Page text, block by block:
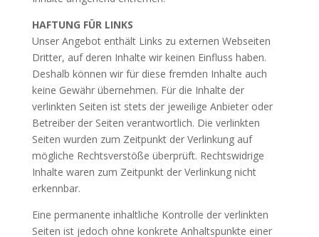
HAFTUNG FÜR LINKS
Unser Angebot enthält Links zu externen Webseiten
Dritter, auf deren Inhalte wir keinen Einfluss haben.
Deshalb können wir für diese fremden Inhalte auch
keine Gewähr übernehmen. Für die Inhalte der
verlinkten Seiten ist stets der jeweilige Anbieter oder
Betreiber der Seiten verantwortlich. Die verlinkten
Seiten wurden zum Zeitpunkt der Verlinkung auf
mögliche Rechtsverstöße überprüft. Rechtswidrige
Inhalte waren zum Zeitpunkt der Verlinkung nicht
erkennbar.
Eine permanente inhaltliche Kontrolle der verlinkten
Seiten ist jedoch ohne konkrete Anhaltspunkte einer